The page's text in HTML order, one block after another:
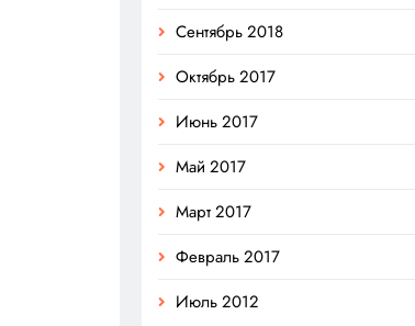
Сентябрь 2018
Октябрь 2017
Июнь 2017
Май 2017
Март 2017
Февраль 2017
Июль 2012